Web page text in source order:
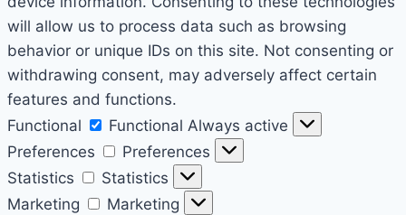
will allow us to process data such as browsing
behavior or unique IDs on this site. Not consenting or
withdrawing consent, may adversely affect certain
features and functions.
Functional
Functional Always active
Preferences
Preferences
Statistics
Statistics
Marketing
Marketing